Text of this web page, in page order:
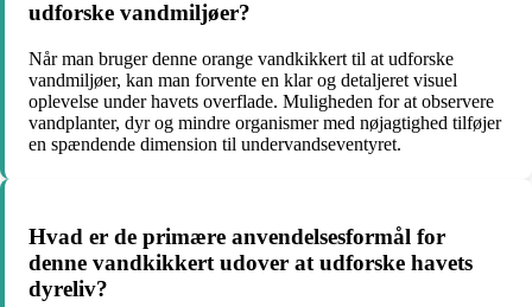
udforske vandmiljøer?
Når man bruger denne orange vandkikkert til at udforske
vandmiljøer, kan man forvente en klar og detaljeret visuel
oplevelse under havets overflade. Muligheden for at observere
vandplanter, dyr og mindre organismer med nøjagtighed tilføjer
en spændende dimension til undervandseventyret.
Hvad er de primære anvendelsesformål for
denne vandkikkert udover at udforske havets
dyreliv?